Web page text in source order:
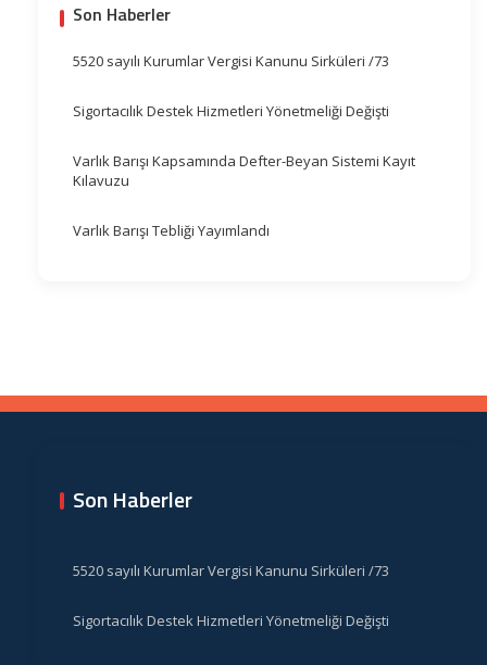
Son Haberler
5520 sayılı Kurumlar Vergisi Kanunu Sirküleri /73
Sigortacılık Destek Hizmetleri Yönetmeliği Değişti
Varlık Barışı Kapsamında Defter-Beyan Sistemi Kayıt
Kılavuzu
Varlık Barışı Tebliği Yayımlandı
Son Haberler
5520 sayılı Kurumlar Vergisi Kanunu Sirküleri /73
Sigortacılık Destek Hizmetleri Yönetmeliği Değişti